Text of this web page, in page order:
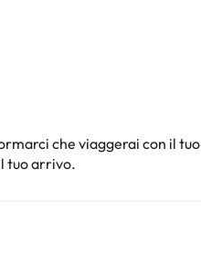
che viaggerai con il tuo
tuo arrivo.